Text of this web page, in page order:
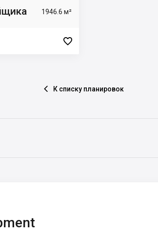
1946.6 м²

 К списку планировок